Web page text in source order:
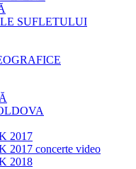
SUFLETULUI
2017
concerte video
2018